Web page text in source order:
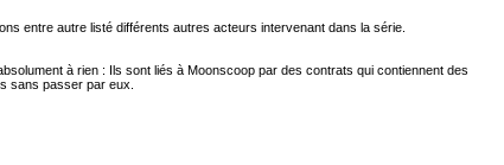
entre autre listé différents autres acteurs intervenant dans la série.
à rien : Ils sont liés à Moonscoop par des contrats qui contiennent des
sans passer par eux.